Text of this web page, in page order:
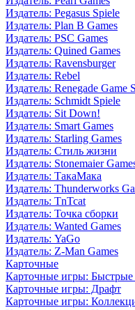
Издатель: Pegasus Spiele
Издатель: Plan B Games
Издатель: PSC Games
Издатель: Quined Games
Издатель: Ravensburger
Издатель: Rebel
Издатель: Renegade Game
Издатель: Schmidt Spiele
Издатель: Sit Down!
Издатель: Smart Games
Издатель: Starling Games
Издатель: Стиль жизни
Издатель: Stonemaier
Издатель: ТакаМака
Издатель: Thunderworks
Издатель: TnTcat
Издатель: Точка сборки
Издатель: Wanted Games
Издатель: YaGo
Издатель: Z-Man Games
Карточные
Карточные игры: Быстрые
Карточные игры: Драфт
Карточные игры: